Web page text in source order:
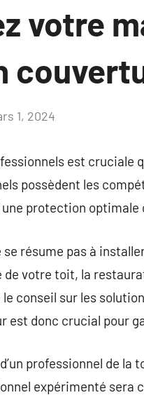
votre
1, 2024
est
possèdent les
protection optimale
se résume pas à
votre toit, la
conseil sur les
est donc crucial pour
professionnel de
expérimenté sera